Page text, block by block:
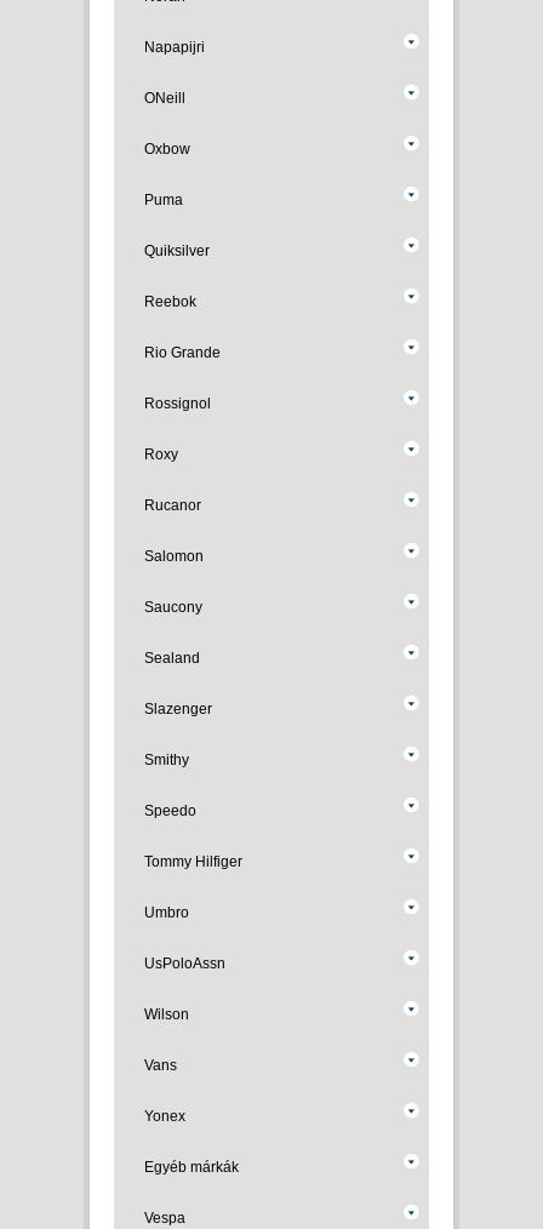
Napapijri
ONeill
Oxbow
Puma
Quiksilver
Reebok
Rio Grande
Rossignol
Roxy
Rucanor
Salomon
Saucony
Sealand
Slazenger
Smithy
Speedo
Tommy Hilfiger
Umbro
UsPoloAssn
Wilson
Vans
Yonex
Egyéb márkák
Vespa